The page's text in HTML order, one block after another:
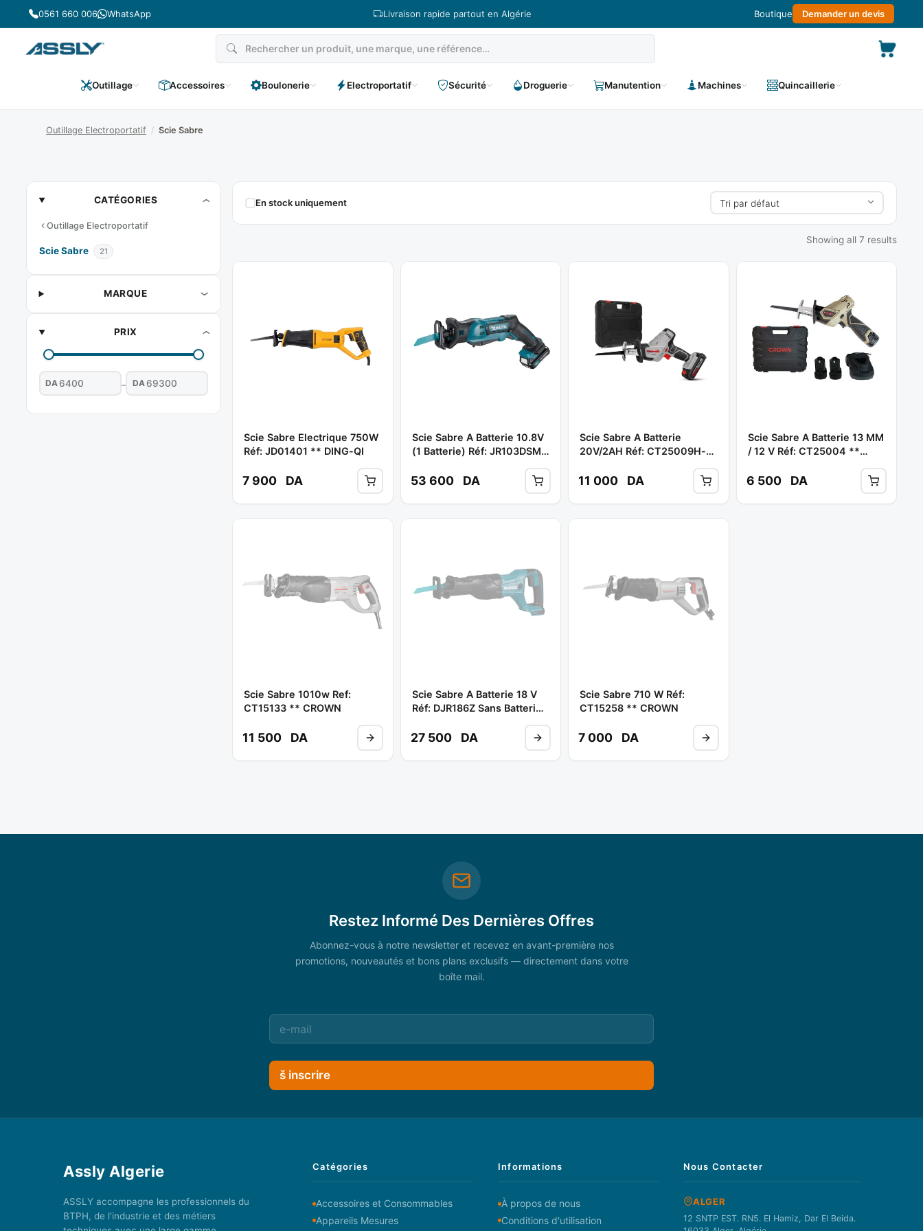
Passer
au
contenu
0561 660 006 WhatsApp Livraison rapide partout en Algérie Boutique Demander un devis
Outillage Accessoires Boulonerie Electroportatif Sécurité Droguerie Manutention Machines Quincaillerie
Outillage Electroportatif / Scie Sabre
Scie
Sabre
CATÉGORIES
Outillage Electroportatif
Scie Sabre 21
MARQUE
PRIX
DA – DA
En stock uniquement
Showing all 7 results
Scie Sabre Electrique 750W
Réf: JD01401 ** DING-QI
7 900 DA
Scie Sabre A Batterie 10.8V
(1 Batterie) Réf: JR103DSMJ
53 600 DA
Scie Sabre A Batterie
20V/2AH Réf: CT25009H-2
11 000 DA
Scie Sabre A Batterie 13 MM
/ 12 V Réf: CT25004 **
6 500 DA
Scie Sabre 1010w Ref:
CT15133 ** CROWN
11 500 DA
Scie Sabre A Batterie 18 V
Réf: DJR186Z Sans Batterie
27 500 DA
Scie Sabre 710 W Réf:
CT15258 ** CROWN
7 000 DA
Restez Informé Des Dernières Offres
Abonnez-vous à notre newsletter et recevez en avant-première nos
promotions, nouveautés et bons plans exclusifs — directement dans votre
boîte mail.
š inscrire
Assly Algerie
ASSLY accompagne les professionnels du
BTPH, de l'industrie et des métiers
Catégories
Accessoires et Consommables
Appareils Mesures
Informations
À propos de nous
Conditions d'utilisation
Nous Contacter
ALGER
12 SNTP EST. RN5. El Hamiz, Dar El Beida.